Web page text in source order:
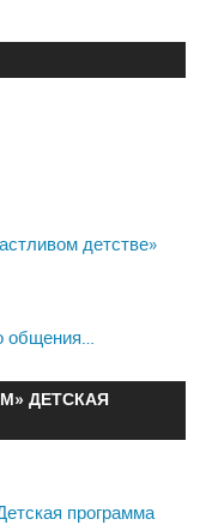
детстве»
общения…
ДЕТСКАЯ
программа